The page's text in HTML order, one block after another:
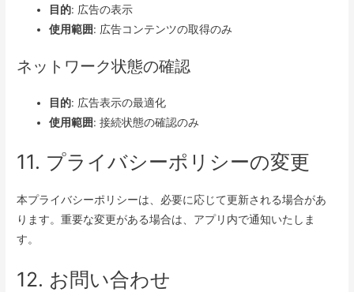
目的: 広告の表示
使用範囲: 広告コンテンツの取得のみ
ネットワーク状態の確認
目的: 広告表示の最適化
使用範囲: 接続状態の確認のみ
11. プライバシーポリシーの変更
本プライバシーポリシーは、必要に応じて更新される場合があ
ります。重要な変更がある場合は、アプリ内で通知いたしま
す。
12. お問い合わせ